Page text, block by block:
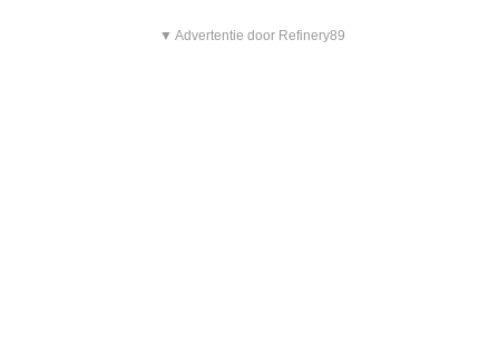
▼ Advertentie door Refinery89